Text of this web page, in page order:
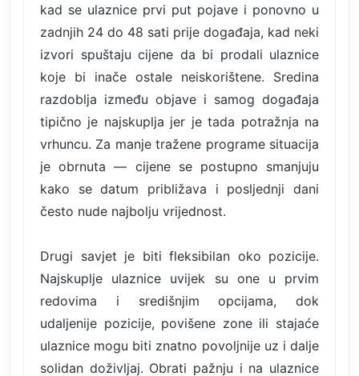
kad se ulaznice prvi put pojave i ponovno u
zadnjih 24 do 48 sati prije događaja, kad neki
izvori spuštaju cijene da bi prodali ulaznice
koje bi inače ostale neiskorištene. Sredina
razdoblja između objave i samog događaja
tipično je najskuplja jer je tada potražnja na
vrhuncu. Za manje tražene programe situacija
je obrnuta — cijene se postupno smanjuju
kako se datum približava i posljednji dani
često nude najbolju vrijednost.
Drugi savjet je biti fleksibilan oko pozicije.
Najskuplje ulaznice uvijek su one u prvim
redovima i središnjim opcijama, dok
udaljenije pozicije, povišene zone ili stajaće
ulaznice mogu biti znatno povoljnije uz i dalje
solidan doživljaj. Obrati pažnju i na ulaznice